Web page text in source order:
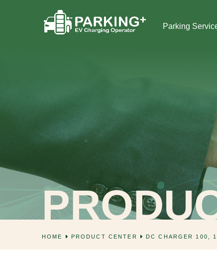
Parking
HOME PRODUCT CENTER DC CHARGER 100,